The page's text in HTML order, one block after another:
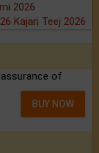
2026
Kajari Teej 2026
of
BUY NOW